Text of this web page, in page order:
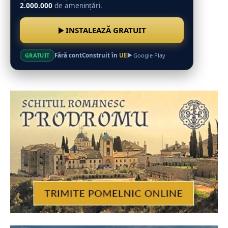
2.000.000 de amenințări.
INSTALEAZĂ GRATUIT
GRATUIT Fără contConstruit în UE Google Play